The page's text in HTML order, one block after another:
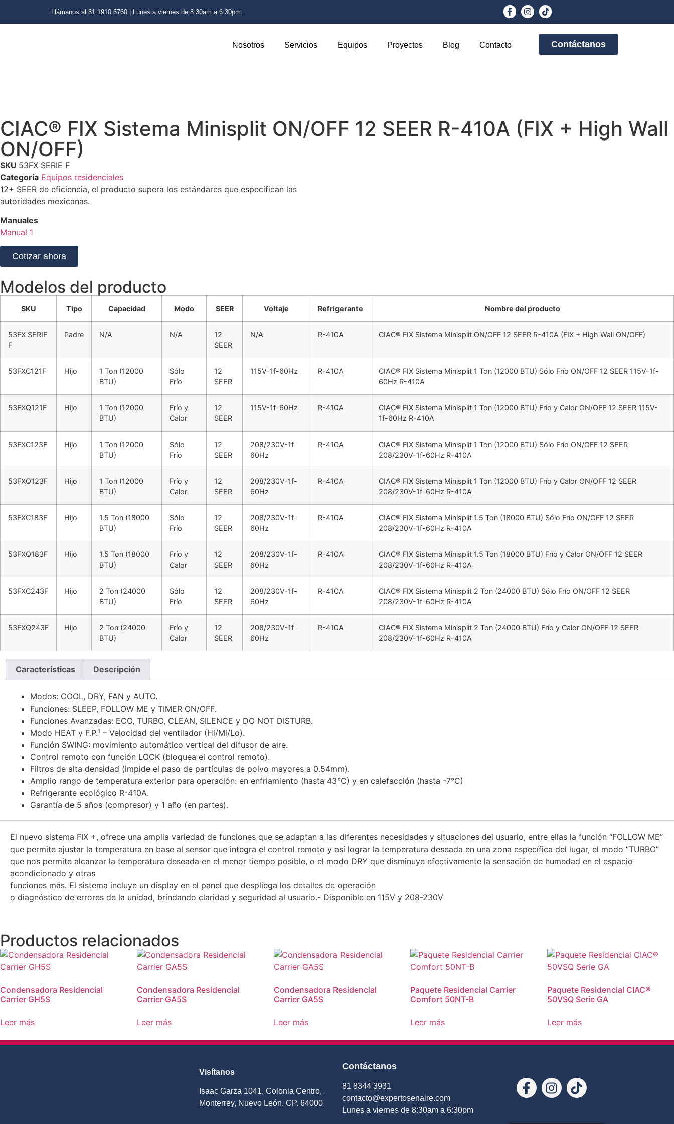
Llámanos al 81 1910 6760 | Lunes a viernes de 8:30am a 6:30pm.
Nosotros Servicios Equipos Proyectos Blog Contacto Contáctanos
CIAC® FIX Sistema Minisplit ON/OFF 12 SEER R-410A (FIX + High Wall
ON/OFF)
SKU 53FX SERIE F
Categoría Equipos residenciales
12+ SEER de eficiencia, el producto supera los estándares que especifican las
autoridades mexicanas.
Manuales
Manual 1
Cotizar ahora
Modelos del producto
SKU Tipo Capacidad Modo SEER Voltaje Refrigerante Nombre del producto
53FX SERIE
F
Padre N/A N/A
12
SEER
N/A R-410A CIAC® FIX Sistema Minisplit ON/OFF 12 SEER R-410A (FIX + High Wall ON/OFF)
53FXC121F Hijo
1 Ton (12000
BTU)
Sólo
Frío
12
SEER
115V-1f-60Hz R-410A
CIAC® FIX Sistema Minisplit 1 Ton (12000 BTU) Sólo Frío ON/OFF 12 SEER 115V-1f-
60Hz R-410A
53FXQ121F Hijo
1 Ton (12000
BTU)
Frío y
Calor
12
SEER
115V-1f-60Hz R-410A
CIAC® FIX Sistema Minisplit 1 Ton (12000 BTU) Frío y Calor ON/OFF 12 SEER 115V-
1f-60Hz R-410A
53FXC123F Hijo
1 Ton (12000
BTU)
Sólo
Frío
12
SEER
208/230V-1f-
60Hz
R-410A
CIAC® FIX Sistema Minisplit 1 Ton (12000 BTU) Sólo Frío ON/OFF 12 SEER
208/230V-1f-60Hz R-410A
53FXQ123F Hijo
1 Ton (12000
BTU)
Frío y
Calor
12
SEER
208/230V-1f-
60Hz
R-410A
CIAC® FIX Sistema Minisplit 1 Ton (12000 BTU) Frío y Calor ON/OFF 12 SEER
208/230V-1f-60Hz R-410A
53FXC183F Hijo
1.5 Ton (18000
BTU)
Sólo
Frío
12
SEER
208/230V-1f-
60Hz
R-410A
CIAC® FIX Sistema Minisplit 1.5 Ton (18000 BTU) Sólo Frío ON/OFF 12 SEER
208/230V-1f-60Hz R-410A
53FXQ183F Hijo
1.5 Ton (18000
BTU)
Frío y
Calor
12
SEER
208/230V-1f-
60Hz
R-410A
CIAC® FIX Sistema Minisplit 1.5 Ton (18000 BTU) Frío y Calor ON/OFF 12 SEER
208/230V-1f-60Hz R-410A
53FXC243F Hijo
2 Ton (24000
BTU)
Sólo
Frío
12
SEER
208/230V-1f-
60Hz
R-410A
CIAC® FIX Sistema Minisplit 2 Ton (24000 BTU) Sólo Frío ON/OFF 12 SEER
208/230V-1f-60Hz R-410A
53FXQ243F Hijo
2 Ton (24000
BTU)
Frío y
Calor
12
SEER
208/230V-1f-
60Hz
R-410A
CIAC® FIX Sistema Minisplit 2 Ton (24000 BTU) Frío y Calor ON/OFF 12 SEER
208/230V-1f-60Hz R-410A
Características Descripción
Modos: COOL, DRY, FAN y AUTO.
Funciones: SLEEP, FOLLOW ME y TIMER ON/OFF.
Funciones Avanzadas: ECO, TURBO, CLEAN, SILENCE y DO NOT DISTURB.
Modo HEAT y F.P.¹ – Velocidad del ventilador (Hi/Mi/Lo).
Función SWING: movimiento automático vertical del difusor de aire.
Control remoto con función LOCK (bloquea el control remoto).
Filtros de alta densidad (impide el paso de partículas de polvo mayores a 0.54mm).
Amplio rango de temperatura exterior para operación: en enfriamiento (hasta 43°C) y en calefacción (hasta -7°C)
Refrigerante ecológico R-410A.
Garantía de 5 años (compresor) y 1 año (en partes).
El nuevo sistema FIX +, ofrece una amplia variedad de funciones que se adaptan a las diferentes necesidades y situaciones del usuario, entre ellas la función “FOLLOW ME”
que permite ajustar la temperatura en base al sensor que integra el control remoto y así lograr la temperatura deseada en una zona específica del lugar, el modo “TURBO”
que nos permite alcanzar la temperatura deseada en el menor tiempo posible, o el modo DRY que disminuye efectivamente la sensación de humedad en el espacio
acondicionado y otras
funciones más. El sistema incluye un display en el panel que despliega los detalles de operación
o diagnóstico de errores de la unidad, brindando claridad y seguridad al usuario.- Disponible en 115V y 208-230V
Productos relacionados
Condensadora Residencial
Carrier GH5S
Leer más
Condensadora Residencial
Carrier GA5S
Leer más
Condensadora Residencial
Carrier GA5S
Leer más
Paquete Residencial Carrier
Comfort 50NT-B
Leer más
Paquete Residencial CIAC®
50VSQ Serie GA
Leer más
Visítanos
Isaac Garza 1041, Colonia Centro,
Monterrey, Nuevo León. CP. 64000
Contáctanos
81 8344 3931
contacto@expertosenaire.com
Lunes a viernes de 8:30am a 6:30pm